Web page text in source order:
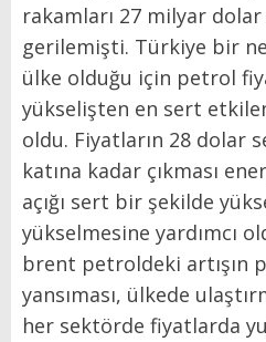
rakamları 27 milyar
gerilemişti. Türkiye bir
ülke olduğu için petrol
yükselişten en sert
oldu. Fiyatların 28 dolar
katına kadar çıkması
açığı sert bir şekilde
yükselmesine yardımcı
brent petroldeki artışın
yansıması, ülkede
her sektörde fiyatlarda